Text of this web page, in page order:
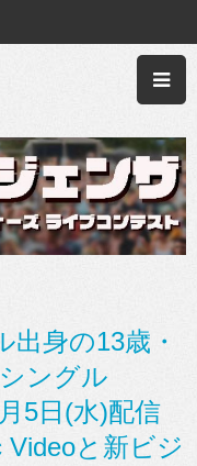
身の13歳・
ングル
5日(水)配信
Videoと新ビジ